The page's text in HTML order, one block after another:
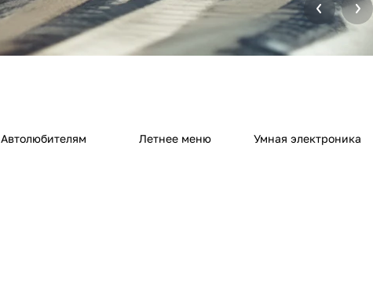
Автолюбителям Летнее меню Умная электроника